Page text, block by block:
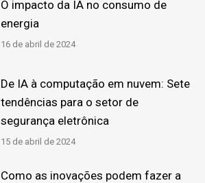
O impacto da IA no consumo de
energia
16 de abril de 2024
De IA à computação em nuvem: Sete
tendências para o setor de
segurança eletrônica
15 de abril de 2024
Como as inovações podem fazer a